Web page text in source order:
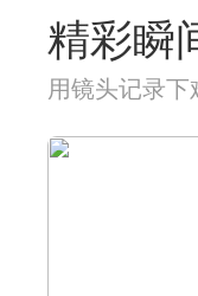
精彩瞬
用镜头记录下